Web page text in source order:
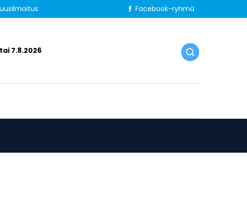
Facebook-ryhmä
7.8.2026